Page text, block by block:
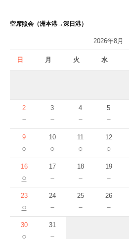
空席照会（洲本港→深日港）
2026年8月
日 月 火 水
2
－
3
－
4
－
5
－
9
○
10
○
11
○
12
○
16
○
17
－
18
－
19
－
23
○
24
－
25
－
26
－
30
○
31
－